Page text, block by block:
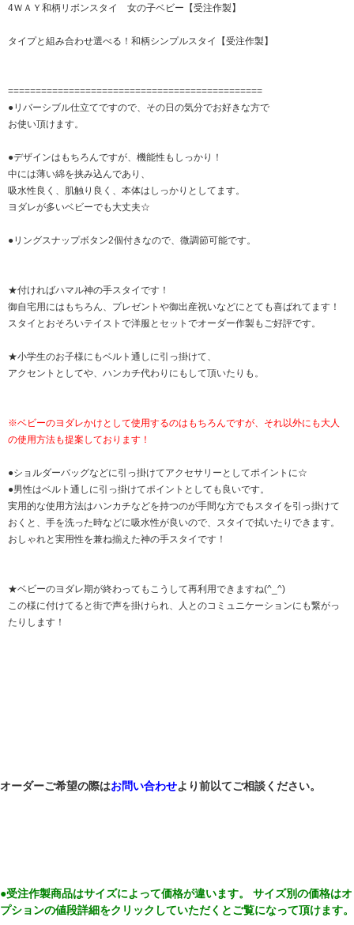
4ＷＡＹ和柄リボンスタイ 女の子ベビー【受注作製】
タイプと組み合わせ選べる！和柄シンプルスタイ【受注作製】
==============================================
●リバーシブル仕立てですので、その日の気分でお好きな方で
お使い頂けます。
●デザインはもちろんですが、機能性もしっかり！
中には薄い綿を挟み込んであり、
吸水性良く、肌触り良く、本体はしっかりとしてます。
ヨダレが多いベビーでも大丈夫☆
●リングスナップボタン2個付きなので、微調節可能です。
★付ければハマル神の手スタイです！
御自宅用にはもちろん、プレゼントや御出産祝いなどにとても喜ばれてます！
スタイとおそろいテイストで洋服とセットでオーダー作製もご好評です。
★小学生のお子様にもベルト通しに引っ掛けて、
アクセントとしてや、ハンカチ代わりにもして頂いたりも。
※ベビーのヨダレかけとして使用するのはもちろんですが、それ以外にも大人
の使用方法も提案しております！
●ショルダーバッグなどに引っ掛けてアクセサリーとしてポイントに☆
●男性はベルト通しに引っ掛けてポイントとしても良いです。
実用的な使用方法はハンカチなどを持つのが手間な方でもスタイを引っ掛けて
おくと、手を洗った時などに吸水性が良いので、スタイで拭いたりできます。
おしゃれと実用性を兼ね揃えた神の手スタイです！
★ベビーのヨダレ期が終わってもこうして再利用できますね(^_^)
この様に付けてると街で声を掛けられ、人とのコミュニケーションにも繋がっ
たりします！
オーダーご希望の際はお問い合わせより前以てご相談ください。
●受注作製商品はサイズによって価格が違います。 サイズ別の価格はオ
プションの値段詳細をクリックしていただくとご覧になって頂けます。